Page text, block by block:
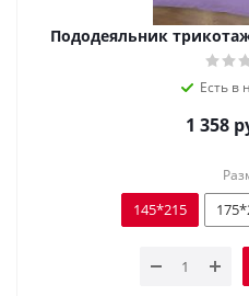
Пододеяльник
Есть в
1 358
145*215